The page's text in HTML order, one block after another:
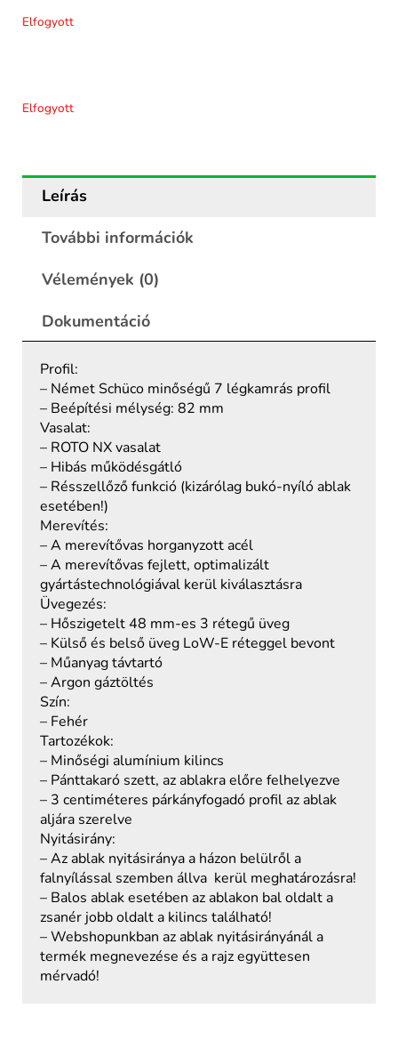
Elfogyott
Elfogyott
Leírás
További információk
Vélemények (0)
Dokumentáció
Profil:
– Német Schüco minőségű 7 légkamrás profil
– Beépítési mélység: 82 mm
Vasalat:
– ROTO NX vasalat
– Hibás működésgátló
– Résszellőző funkció (kizárólag bukó-nyíló ablak
esetében!)
Merevítés:
– A merevítővas horganyzott acél
– A merevítővas fejlett, optimalizált
gyártástechnológiával kerül kiválasztásra
Üvegezés:
– Hőszigetelt 48 mm-es 3 rétegű üveg
– Külső és belső üveg LoW-E réteggel bevont
– Műanyag távtartó
– Argon gáztöltés
Szín:
– Fehér
Tartozékok:
– Minőségi alumínium kilincs
– Pánttakaró szett, az ablakra előre felhelyezve
– 3 centiméteres párkányfogadó profil az ablak
aljára szerelve
Nyitásirány:
– Az ablak nyitásiránya a házon belülről a
falnyílással szemben állva kerül meghatározásra!
– Balos ablak esetében az ablakon bal oldalt a
zsanér jobb oldalt a kilincs található!
– Webshopunkban az ablak nyitásirányánál a
termék megnevezése és a rajz együttesen
mérvadó!